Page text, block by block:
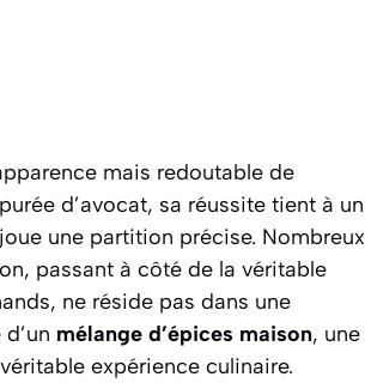
mais redoutable de
d’avocat, sa réussite tient à un
une partition précise. Nombreux
passant à côté de la véritable
ne réside pas dans une
mélange d’épices maison, une
expérience culinaire.